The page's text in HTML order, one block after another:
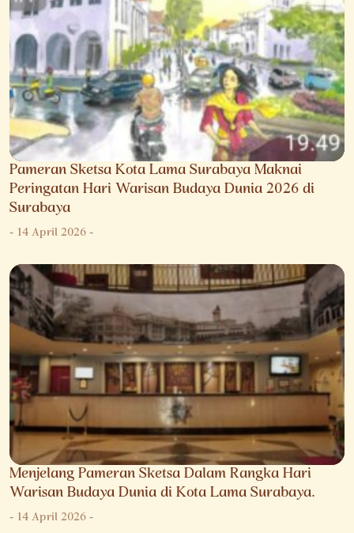
Pameran Sketsa Kota Lama Surabaya Maknai
Peringatan Hari Warisan Budaya Dunia 2026 di
Surabaya
-14 April 2026-
Menjelang Pameran Sketsa Dalam Rangka Hari
Warisan Budaya Dunia di Kota Lama Surabaya.
-14 April 2026-